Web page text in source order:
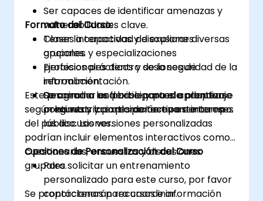
Ser capaces de identificar amenazas y
vulnerabilidades clave.
Tener la capacidad de explorar diversas
opciones y especializaciones
profesionales dentro de la seguridad de la
información.
Desarrollar una base para el aprendizaje
continuo y la exploración en este campo.
Formato del Curso:
Clases interactivas y discusiones
grupales.
Ejercicios prácticos y sesiones de
retroalimentación.
Se anima a los participantes a plantear
preguntas y participar activamente en
las discusiones.
Este programa es flexible y puede adaptarse
según las restricciones de tiempo e intereses
del público. Las versiones personalizadas
podrían incluir elementos interactivos como
cuestionarios, encuestas y discusiones
grupales.
Se proporcionarán recursos e información
Opciones de Personalización del Curso
Para solicitar un entrenamiento
personalizado para este curso, por favor
contáctenos para coordinar.